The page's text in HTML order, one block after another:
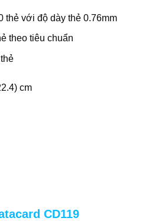
thẻ với độ dày thẻ 0.76mm
theo tiêu chuẩn
cm
CD119